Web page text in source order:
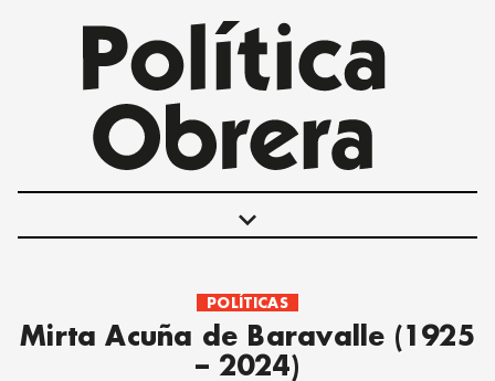
keyboard_arrow_down
POLÍTICAS
INTERNACIONALES
MOVIMIENTO OBRERO
POLÍTICAS
Mirta Acuña de Baravalle (1925
– 2024)